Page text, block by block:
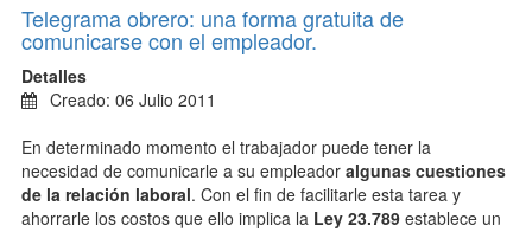
Telegrama obrero: una forma gratuita de
comunicarse con el empleador.
Detalles
Creado: 06 Julio 2011
En determinado momento el trabajador puede tener la
necesidad de comunicarle a su empleador algunas cuestiones
de la relación laboral. Con el fin de facilitarle esta tarea y
ahorrarle los costos que ello implica la Ley 23.789 establece un